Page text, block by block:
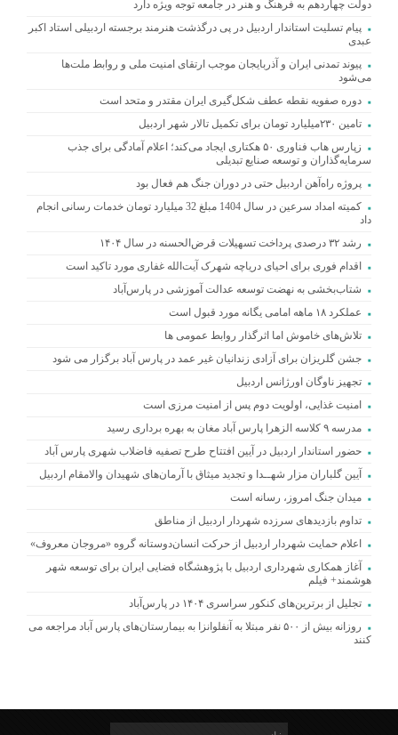
دولت چهاردهم به فرهنگ و هنر در جامعه توجه ویژه دارد
پیام تسلیت استاندار اردبیل در پی درگذشت هنرمند برجسته اردبیلی استاد اکبر
عبدی
پیوند تمدنی ایران و آذربایجان موجب ارتقای امنیت ملی و روابط ملت‌ها
می‌شود
دوره صفویه نقطه عطف شکل‌گیری ایران مقتدر و متحد است
تامین ۲۳۰میلیارد تومان برای تکمیل تالار شهر اردبیل
زپارس هاب فناوری ۵۰ هکتاری ایجاد می‌کند؛ اعلام آمادگی برای جذب
سرمایه‌گذاران و توسعه صنایع تبدیلی
پروژه راه‌آهن اردبیل حتی در دوران جنگ هم فعال بود
کمیته امداد سرعین در سال 1404 مبلغ 32 میلیارد تومان خدمات رسانی انجام
داد
رشد ۳۲ درصدی پرداخت تسهیلات قرض‌الحسنه در سال ۱۴۰۴
اقدام فوری برای احیای دریاچه شهرک آیت‌الله غفاری مورد تاکید است
شتاب‌بخشی به نهضت توسعه عدالت آموزشی در پارس‌آباد
عملکرد ۱۸ ماهه امامی یگانه مورد قبول است
تلاش‌های خاموش اما اثرگذار روابط عمومی ها
جشن گلریزان برای آزادی زندانیان غیر عمد در پارس آباد برگزار می شود
تجهیز ناوگان اورژانس اردبیل
امنیت غذایی، اولویت دوم پس از امنیت مرزی است
مدرسه ۹ کلاسه الزهرا پارس آباد مغان به بهره برداری رسید
حضور استاندار اردبیل در آیین افتتاح طرح تصفیه فاضلاب شهری پارس آباد
آیین گلباران مزار شهــدا و تجدید میثاق با آرمان‌های شهیدان والامقام اردبیل
میدان جنگ امروز، رسانه است
تداوم بازدیدهای سرزده شهردار اردبیل از مناطق
اعلام حمایت شهردار اردبیل از حرکت انسان‌دوستانه گروه «مروجان معروف»
آغاز همکاری شهرداری اردبیل با پژوهشگاه فضایی ایران برای توسعه شهر
هوشمند+ فیلم
تجلیل از برترین‌های کنکور سراسری ۱۴۰۴ در پارس‌آباد
روزانه بیش از ۵۰۰ نفر مبتلا به آنفلوانزا به بیمارستان‌های پارس آباد مراجعه می
کنند